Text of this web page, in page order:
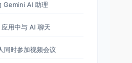
Gemini AI 助理
用中与 AI 聊天
同时参加视频会议